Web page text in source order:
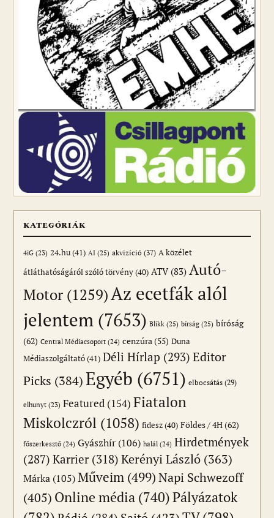
KATEGÓRIÁK
4iG (23) 24.hu(41) AI (25) akvizíció (37) A közélet
átláthatóságáról szóló törvény(40) ATV(83) Autó-
Motor (1259)Az ecetfák alól
jelentem (7653) Blikk (25) bírság (25) bíróság
(62) Central Médiacsoport (24) cenzúra(55) Duna
Médiaszolgáltató(41) Déli Hírlap (293) Editor
Picks (384)Egyéb (6751) elbocsátás (29)
elhunyt (23) Featured (154) Fiatalon
Miskolczról (1058) fidesz(40) Földes / 4H(62)
főszerkesztő (24) Gyászhír (106) halál (24) Hirdetmények
(287) Karrier(318) Kerényi László (363)
Márka (105) Műveim (499)Napi Schwezoff
(405) Online média (740)Pályázatok